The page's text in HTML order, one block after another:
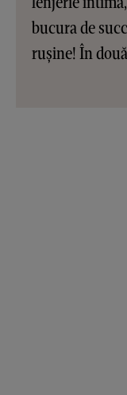
bucura de
rușine! În